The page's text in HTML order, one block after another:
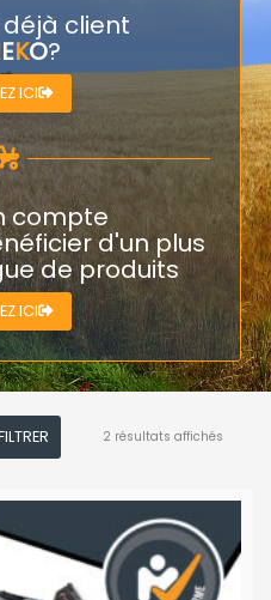
client
KO?
ICI
compte
d'un plus
de produits
ICI
2 résultats affichés